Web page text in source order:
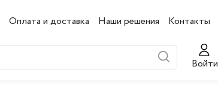
Оплата и доставка Наши решения Контакты
Войти